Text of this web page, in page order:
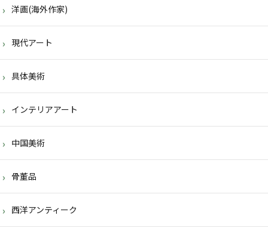
洋画(海外作家)
現代アート
具体美術
インテリアアート
中国美術
骨董品
西洋アンティーク